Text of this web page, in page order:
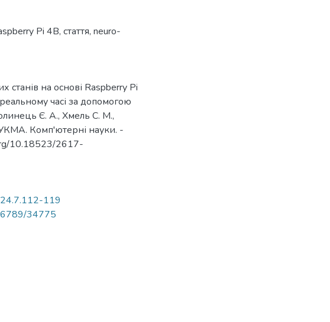
Pi 4B, стаття, neuro-
станів на основі Raspberry Pi
часі за допомогою
Є. А., Хмель C. M.,
Комп'ютерні науки. -
10.18523/2617-
119
34775